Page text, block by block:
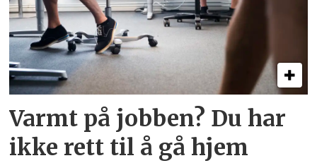
Varmt på jobben? Du har
ikke rett til å gå hjem